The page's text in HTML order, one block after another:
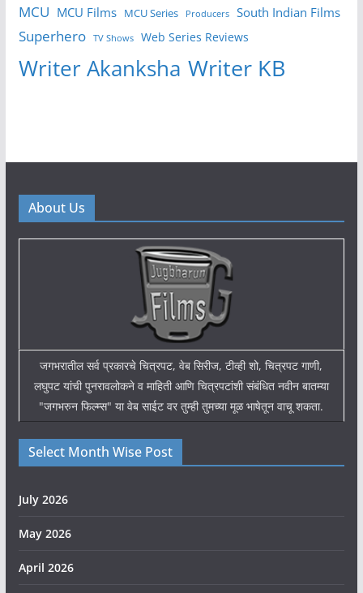
MCU MCU Films MCU Series Producers South Indian Films
Superhero TV Shows Web Series Reviews
Writer Akanksha Writer KB
About Us
जगभरातील सर्व प्रकारचे चित्रपट, वेब सिरीज, टीव्ही शो, चित्रपट गाणी,
लघुपट यांची पुनरावलोकने व माहिती आणि चित्रपटांशी संबंधित नवीन बातम्या
"जगभरुन फिल्म्स" या वेब साईट वर तुम्ही तुमच्या मूळ भाषेतून वाचू शकता.
Select Month Wise Post
July 2026
May 2026
April 2026